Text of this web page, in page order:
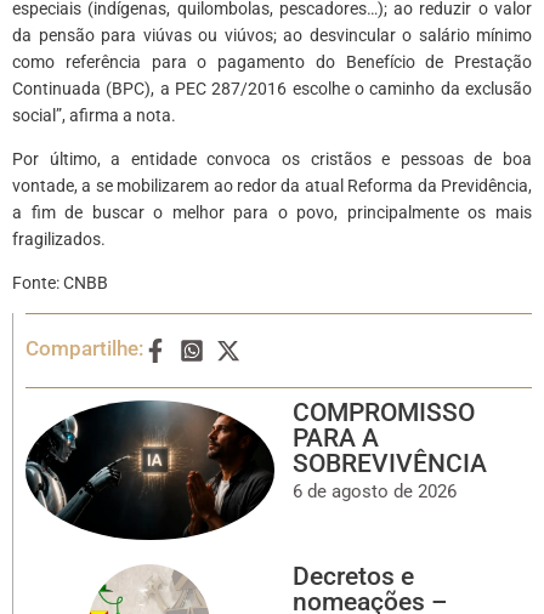
especiais (indígenas, quilombolas, pescadores…); ao reduzir o valor
da pensão para viúvas ou viúvos; ao desvincular o salário mínimo
como referência para o pagamento do Benefício de Prestação
Continuada (BPC), a PEC 287/2016 escolhe o caminho da exclusão
social”, afirma a nota.
Por último, a entidade convoca os cristãos e pessoas de boa
vontade, a se mobilizarem ao redor da atual Reforma da Previdência,
a fim de buscar o melhor para o povo, principalmente os mais
fragilizados.
Fonte: CNBB
Compartilhe:
COMPROMISSO
PARA A
SOBREVIVÊNCIA
6 de agosto de 2026
Decretos e
nomeações –